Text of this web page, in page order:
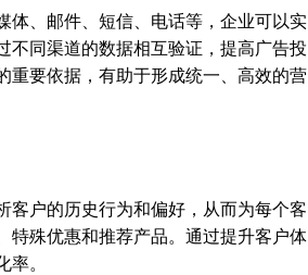
体、邮件、短信、电话等，企业可以实
不同渠道的数据相互验证，提高广告投
重要依据，有助于形成统一、高效的营
客户的历史行为和偏好，从而为每个客
特殊优惠和推荐产品。通过提升客户体
。